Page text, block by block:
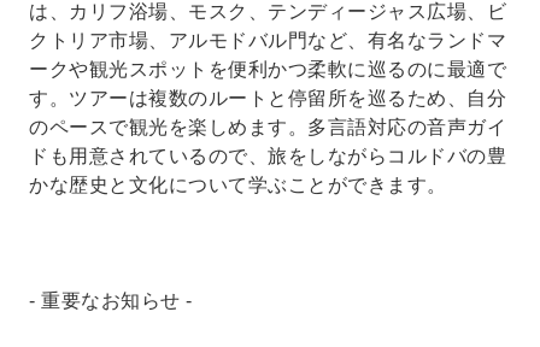
は、カリフ浴場、モスク、テンディージャス広場、ビ
クトリア市場、アルモドバル門など、有名なランドマ
ークや観光スポットを便利かつ柔軟に巡るのに最適で
す。ツアーは複数のルートと停留所を巡るため、自分
のペースで観光を楽しめます。多言語対応の音声ガイ
ドも用意されているので、旅をしながらコルドバの豊
かな歴史と文化について学ぶことができます。
- 重要なお知らせ -